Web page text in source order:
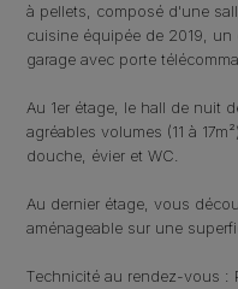
à pellets, composé d'une
cuisine équipée de 2019,
garage avec porte
Au 1er étage, le hall de nuit
agréables volumes (11 à
douche, évier et WC.
Au dernier étage, vous
aménageable sur une
Technicité au rendez-vous :